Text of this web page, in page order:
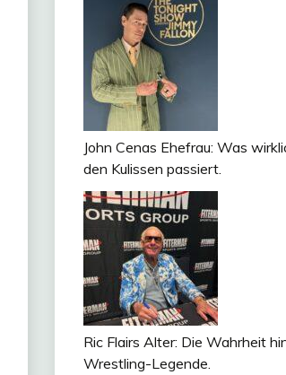
John Cenas Ehefrau: Was
den Kulissen passiert.
Ric Flairs Alter: Die Wahrheit
Wrestling-Legende.